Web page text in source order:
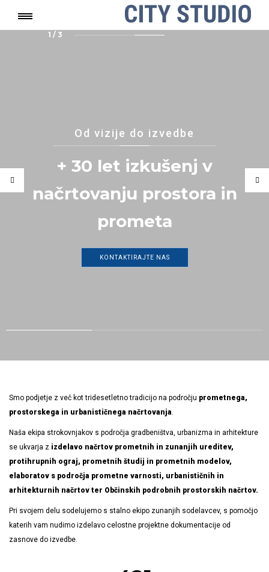
Od vizije do izvedbe
+ 30 let izkušenj v
načrtovanju prostora in
prometa
KONTAKTIRAJTE NAS
1 / 3
Smo podjetje z več kot tridesetletno tradicijo na področju prometnega,
prostorskega in urbanističnega načrtovanja.
Naša ekipa strokovnjakov s področja gradbeništva, urbanizma in arhitekture
se ukvarja z izdelavo načrtov prometnih in zunanjih ureditev,
protihrupnih ograj, prometnih študij in prometnih modelov,
elaboratov s področja prometne varnosti, urbanističnih in
arhitekturnih načrtov ter Občinskih podrobnih prostorskih načrtov.
Pri svojem delu sodelujemo s stalno ekipo zunanjih sodelavcev, s pomočjo
katerih vam nudimo izdelavo celostne projektne dokumentacije od
zasnove do izvedbe.